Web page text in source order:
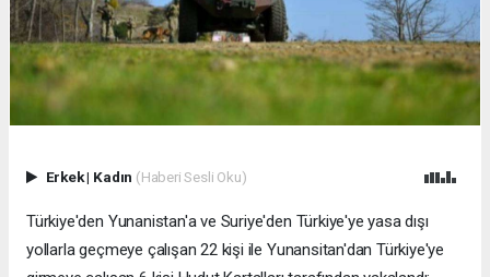
Erkek| Kadın (Haberi Sesli Oku)
Türkiye'den Yunanistan'a ve Suriye'den Türkiye'ye yasa dışı
yollarla geçmeye çalışan 22 kişi ile Yunansitan'dan Türkiye'ye